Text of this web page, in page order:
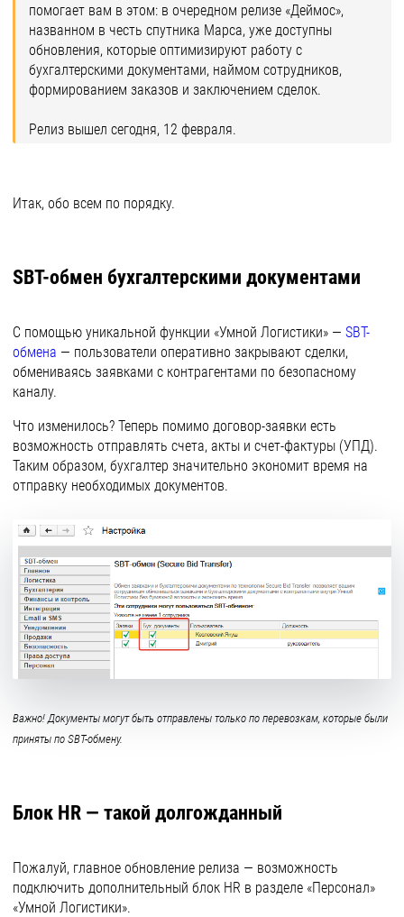
помогает вам в этом: в очередном релизе «Деймос»,
названном в честь спутника Марса, уже доступны
обновления, которые оптимизируют работу с
бухгалтерскими документами, наймом сотрудников,
формированием заказов и заключением сделок.
Релиз вышел сегодня, 12 февраля.
Итак, обо всем по порядку.
SBT-обмен бухгалтерскими документами
С помощью уникальной функции «Умной Логистики» — SBT-
обмена — пользователи оперативно закрывают сделки,
обмениваясь заявками с контрагентами по безопасному
каналу.
Что изменилось? Теперь помимо договор-заявки есть
возможность отправлять счета, акты и счет-фактуры (УПД).
Таким образом, бухгалтер значительно экономит время на
отправку необходимых документов.
Важно! Документы могут быть отправлены только по перевозкам, которые были
приняты по SBT-обмену.
Блок HR — такой долгожданный
Пожалуй, главное обновление релиза — возможность
подключить дополнительный блок HR в разделе «Персонал»
«Умной Логистики».